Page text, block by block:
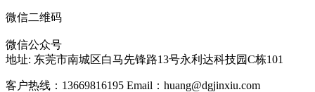
微信二维码
微信公众号
地址: 东莞市南城区白马先锋路13号永利达科技园C栋101
客户热线：13669816195 Email：huang@dgjinxiu.com